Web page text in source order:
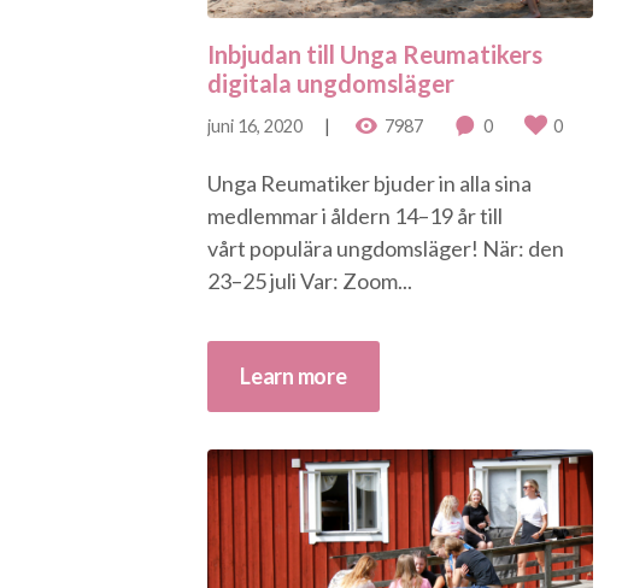
Inbjudan till Unga Reumatikers
digitala ungdomsläger
juni 16, 2020 7987 0 0
Unga Reumatiker bjuder in alla sina
medlemmar i åldern 14–19 år till
vårt populära ungdomsläger! När: den
23–25 juli Var: Zoom...
Learn more